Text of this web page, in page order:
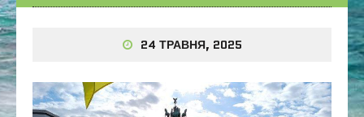
24 ТРАВНЯ, 2025